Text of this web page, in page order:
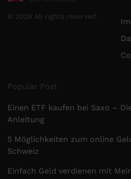
© 2026 All rights reserved.
Popular Post
Einen ETF kaufen bei Saxo –
Anleitung
5 Möglichkeiten zum online
Schweiz
Einfach Geld verdienen mit